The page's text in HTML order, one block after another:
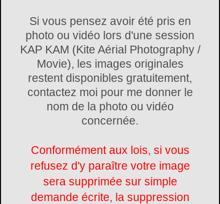
Si vous pensez avoir été pris en
photo ou vidéo lors d'une session
KAP KAM (Kite Aérial Photography /
Movie), les images originales
restent disponibles gratuitement,
contactez moi pour me donner le
nom de la photo ou vidéo
concernée.
Conformément aux lois, si vous
refusez d'y paraître votre image
sera supprimée sur simple
demande écrite, la suppression